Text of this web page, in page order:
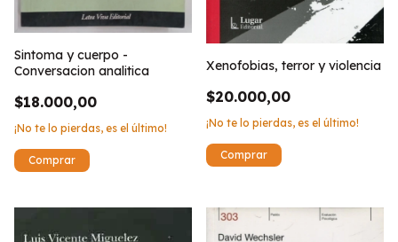
Sintoma y cuerpo -
Conversacion analitica
$18.000,00
¡No te lo pierdas, es el último!
Xenofobias, terror y violencia
$20.000,00
¡No te lo pierdas, es el último!